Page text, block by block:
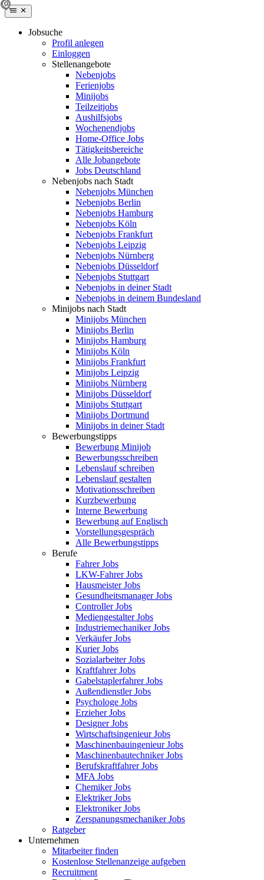
Jobsuche
Profil anlegen
Einloggen
Stellenangebote
Nebenjobs
Ferienjobs
Minijobs
Teilzeitjobs
Aushilfsjobs
Wochenendjobs
Home-Office Jobs
Tätigkeitsbereiche
Alle Jobangebote
Jobs Deutschland
Nebenjobs nach Stadt
Nebenjobs München
Nebenjobs Berlin
Nebenjobs Hamburg
Nebenjobs Köln
Nebenjobs Frankfurt
Nebenjobs Leipzig
Nebenjobs Nürnberg
Nebenjobs Düsseldorf
Nebenjobs Stuttgart
Nebenjobs in deiner Stadt
Nebenjobs in deinem Bundesland
Minijobs nach Stadt
Minijobs München
Minijobs Berlin
Minijobs Hamburg
Minijobs Köln
Minijobs Frankfurt
Minijobs Leipzig
Minijobs Nürnberg
Minijobs Düsseldorf
Minijobs Stuttgart
Minijobs Dortmund
Minijobs in deiner Stadt
Bewerbungstipps
Bewerbung Minijob
Bewerbungsschreiben
Lebenslauf schreiben
Lebenslauf gestalten
Motivationsschreiben
Kurzbewerbung
Interne Bewerbung
Bewerbung auf Englisch
Vorstellungsgespräch
Alle Bewerbungstipps
Berufe
Fahrer Jobs
LKW-Fahrer Jobs
Hausmeister Jobs
Gesundheitsmanager Jobs
Controller Jobs
Mediengestalter Jobs
Industriemechaniker Jobs
Verkäufer Jobs
Kurier Jobs
Sozialarbeiter Jobs
Kraftfahrer Jobs
Gabelstaplerfahrer Jobs
Außendienstler Jobs
Psychologe Jobs
Erzieher Jobs
Designer Jobs
Wirtschaftsingenieur Jobs
Maschinenbauingenieur Jobs
Maschinenbautechniker Jobs
Berufskraftfahrer Jobs
MFA Jobs
Chemiker Jobs
Elektriker Jobs
Elektroniker Jobs
Zerspanungsmechaniker Jobs
Ratgeber
Unternehmen
Mitarbeiter finden
Kostenlose Stellenanzeige aufgeben
Recruitment